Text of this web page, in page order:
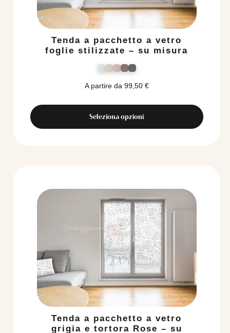
Tenda a pacchetto a vetro
foglie stilizzate – su misura
A partire da 99,50 €
Seleziona opzioni
Tenda a pacchetto a vetro
grigia e tortora Rose – su